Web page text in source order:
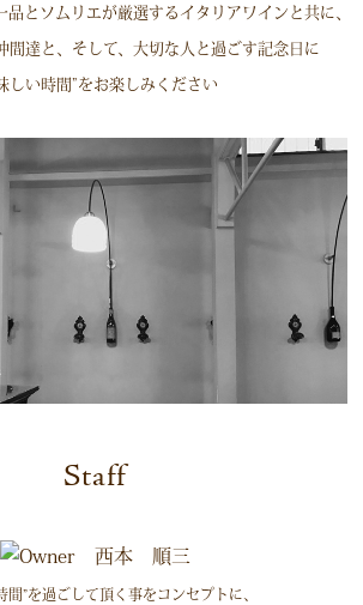
とソムリエが厳選するイタリアワインと共に、
間達と、そして、大切な人と過ごす記念日に
しい時間”をお楽しみください
Staff
間”を過ごして頂く事をコンセプトに、